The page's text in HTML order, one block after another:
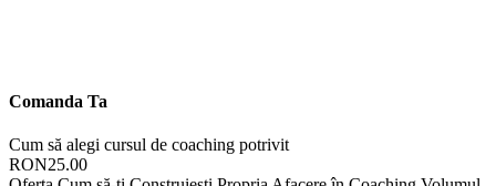
Comanda Ta
Cum să alegi cursul de coaching potrivit
RON25.00